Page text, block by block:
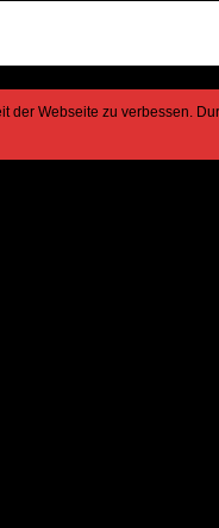
der Webseite zu verbessen.